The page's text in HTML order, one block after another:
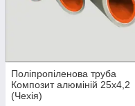
Поліпропіленова труба
Композит алюміній 25х4,2
(Чехія)